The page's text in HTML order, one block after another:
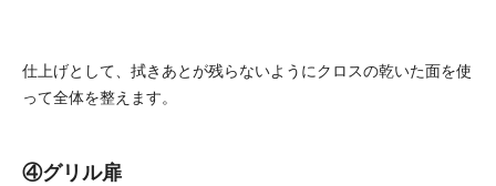
仕上げとして、拭きあとが残らないようにクロスの乾いた面を使
って全体を整えます。
④グリル扉